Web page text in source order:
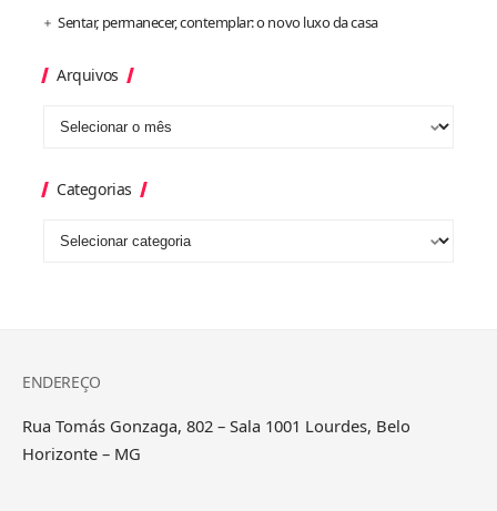
Sentar, permanecer, contemplar: o novo luxo da casa
Arquivos
Categorias
ENDEREÇO
Rua Tomás Gonzaga, 802 – Sala 1001 Lourdes, Belo
Horizonte – MG